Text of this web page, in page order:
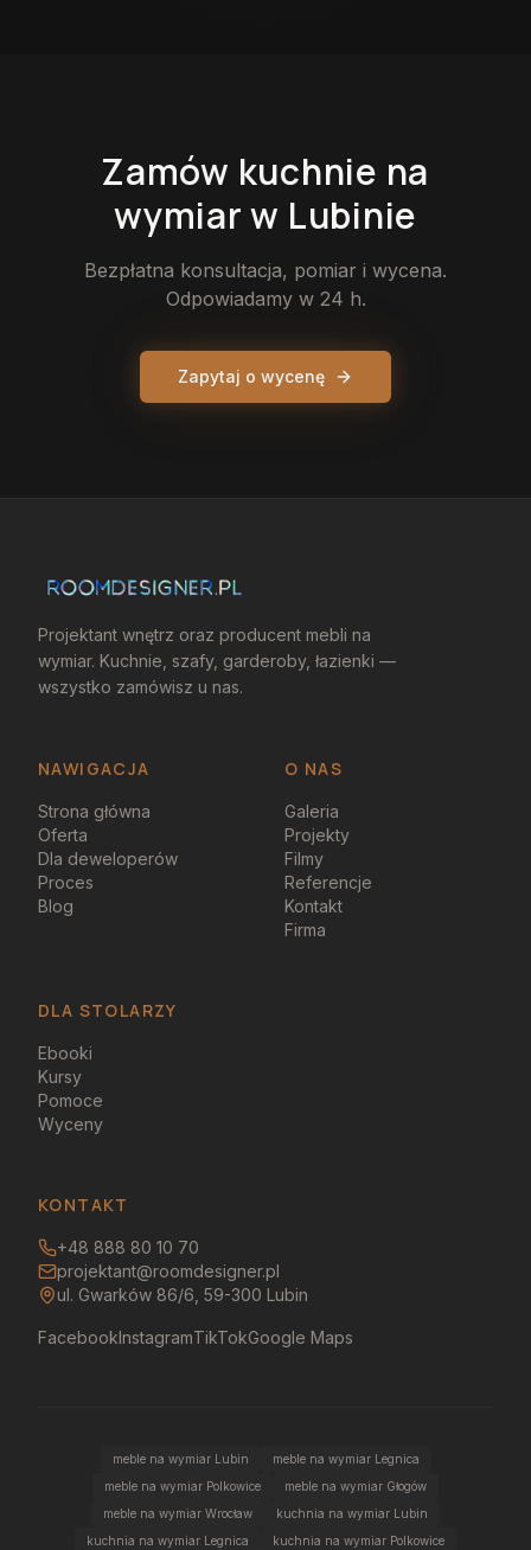
Zamów kuchnie na
wymiarw Lubinie
Bezpłatna konsultacja, pomiar i wycena.
Odpowiadamy w 24 h.
Zapytaj o wycenę
Projektant wnętrz oraz producent mebli na
wymiar. Kuchnie, szafy, garderoby, łazienki —
wszystko zamówisz u nas.
NAWIGACJA O NAS
Strona główna
Oferta
Dla deweloperów
Proces
Blog
Galeria
Projekty
Filmy
Referencje
Kontakt
Firma
DLA STOLARZY
Ebooki
Kursy
Pomoce
Wyceny
KONTAKT
+48 888 80 10 70
projektant@roomdesigner.pl
ul. Gwarków 86/6, 59-300 Lubin
FacebookInstagramTikTokGoogle Maps
meble na wymiar Lubin
meble na wymiar Legnica
meble na wymiar Polkowice
meble na wymiar Głogów
meble na wymiar Wrocław
kuchnia na wymiar Lubin
kuchnia na wymiar Legnica
kuchnia na wymiar Polkowice